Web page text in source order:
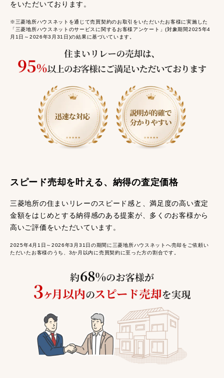
をいただいております。
※三菱地所ハウスネットを通じて売買契約のお取引をいただいたお客様に実施した
「三菱地所ハウスネットのサービスに関するお客様アンケート」(対象期間2025年4
月1日～2026年3月31日)の結果に基づいています。
スピード売却を叶える、納得の査定価格
三菱地所の住まいリレーのスピード感と、満足度の高い査定
金額をはじめとする納得感のある提案が、多くのお客様から
高いご評価をいただいています。
2025年4月1日～2026年3月31日の期間に三菱地所ハウスネットへ売却をご依頼い
ただいたお客様のうち、3か月以内に売買契約に至った方の割合です。